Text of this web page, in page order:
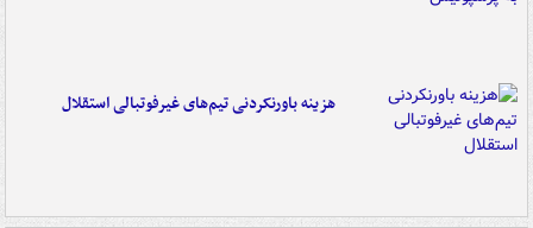
هزینه باورنکردنی تیم‌های غیرفوتبالی استقلال